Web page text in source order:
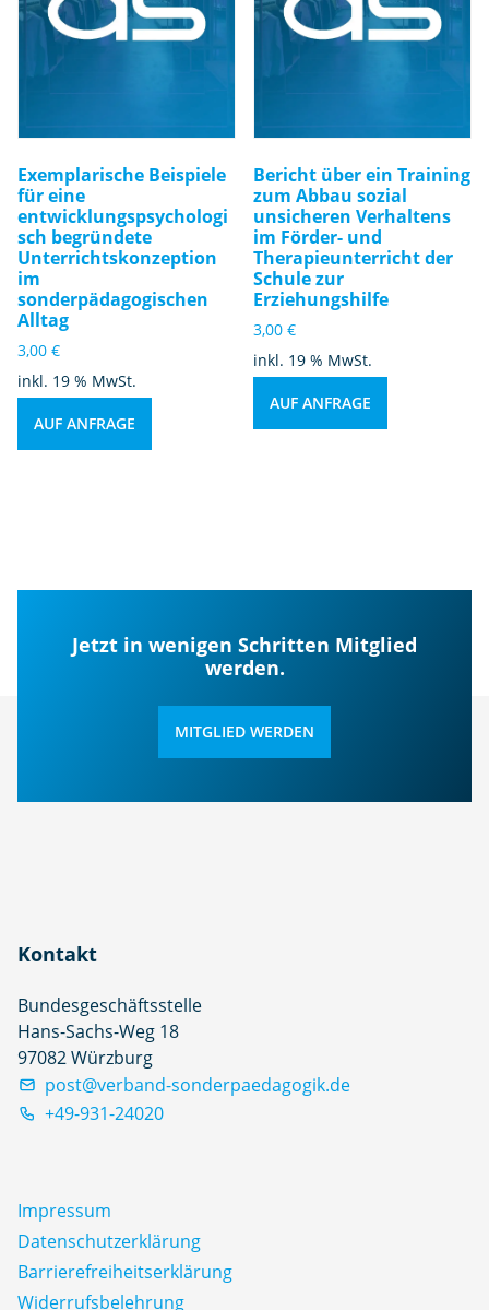
Exemplarische Beispiele
für eine
entwicklungspsychologi
sch begründete
Unterrichtskonzeption
im
sonderpädagogischen
Alltag
3,00 €
inkl. 19 % MwSt.
AUF ANFRAGE
Bericht über ein Training
zum Abbau sozial
unsicheren Verhaltens
im Förder- und
Therapieunterricht der
Schule zur
Erziehungshilfe
3,00€
inkl. 19 % MwSt.
AUF ANFRAGE
Jetzt in wenigen Schritten Mitglied
werden.
MITGLIED WERDEN
Kontakt
Bundesgeschäftsstelle
Hans-Sachs-Weg 18
97082 Würzburg
post@verband-sonderpaedagogik.de
+49-931-24020
Impressum
Datenschutz­erklärung
Barrierefreiheitserklärung
Widerrufsbelehrung